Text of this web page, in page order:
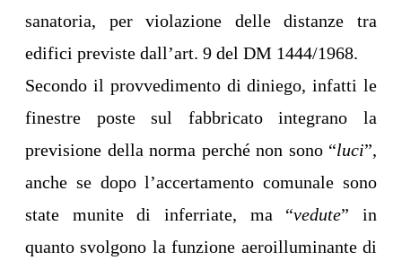
sanatoria, per violazione delle distanze tra
edifici previste dall’art. 9 del DM 1444/1968.
Secondo il provvedimento di diniego, infatti le
finestre poste sul fabbricato integrano la
previsione della norma perché non sono “luci”,
anche se dopo l’accertamento comunale sono
state munite di inferriate, ma “vedute” in
quanto svolgono la funzione aeroilluminante di